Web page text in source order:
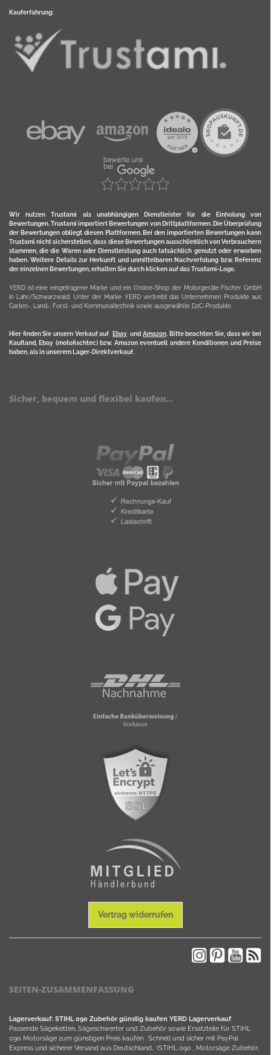
Kauferfahrung:
Wir nutzen Trustami als unabhängigen Dienstleister für die Einholung von
Bewertungen. Trustami importiert Bewertungen von Drittplattformen. Die Überprüfung
der Bewertungen obliegt diesen Plattformen. Bei den importierten Bewertungen kann
Trustami nicht sicherstellen, dass diese Bewertungen ausschließlich von Verbrauchern
stammen, die die Waren oder Dienstleistung auch tatsächlich genutzt oder erworben
haben. Weitere Details zur Herkunft und unmittelbaren Nachverfolung bzw. Referenz
der einzelnen Bewertungen, erhalten Sie durch klicken auf das Trustami-Logo.
YERD ist eine eingetragene Marke und ein Online-Shop der Motorgeräte Fischer GmbH
in Lahr/Schwarzwald. Unter der Marke YERD vertreibt das Unternehmen Produkte aus
Garten-, Land-, Forst- und Kommunaltechnik sowie ausgewählte D2C-Produkte.
Hier finden Sie unsern Verkauf auf Ebayund Amazon. Bitte beachten Sie, dass wir bei
Kaufland, Ebay (motofischtec) bzw. Amazon eventuell andere Konditionen und Preise
haben, als in unserem Lager-Direktverkauf.
Sicher, bequem und flexibel kaufen...
Vertrag widerrufen
SEITEN-ZUSAMMENFASSUNG
Lagerverkauf: STIHL 090 Zubehör günstig kaufen YERD Lagerverkauf
Passende Sägeketten, Sägeschwerter und Zubehör sowie Ersatzteile für STIHL
090 Motorsäge zum günstigen Preis kaufen . Schnell und sicher mit PayPal
Express und sicherer Versand aus Deutschland… (STIHL 090 , Motorsäge Zubehör,